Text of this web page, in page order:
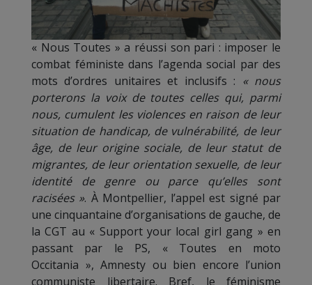
« Nous Toutes » a réussi son pari : imposer le
combat féministe dans l’agenda social par des
mots d’ordres unitaires et inclusifs : « nous
porterons la voix de toutes celles qui, parmi
nous, cumulent les violences en raison de leur
situation de handicap, de vulnérabilité, de leur
âge, de leur origine sociale, de leur statut de
migrantes, de leur orientation sexuelle, de leur
identité de genre ou parce qu’elles sont
racisées ». À Montpellier, l’appel est signé par
une cinquantaine d’organisations de gauche, de
la CGT au « Support your local girl gang » en
passant par le PS, « Toutes en moto
Occitania », Amnesty ou bien encore l’union
communiste libertaire. Bref, le féminisme